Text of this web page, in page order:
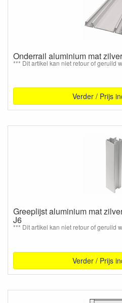
Onderrail aluminium mat
*** Dit artikel kan niet retour of geruild
Verder / Prijs
Greeplijst aluminium mat
J6
*** Dit artikel kan niet retour of geruild
Verder / Prijs